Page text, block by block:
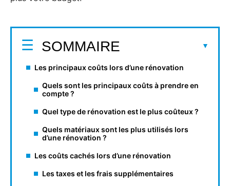
SOMMAIRE
Les principaux coûts lors d’une rénovation
Quels sont les principaux coûts à prendre en
compte ?
Quel type de rénovation est le plus coûteux ?
Quels matériaux sont les plus utilisés lors
d’une rénovation ?
Les coûts cachés lors d’une rénovation
Les taxes et les frais supplémentaires